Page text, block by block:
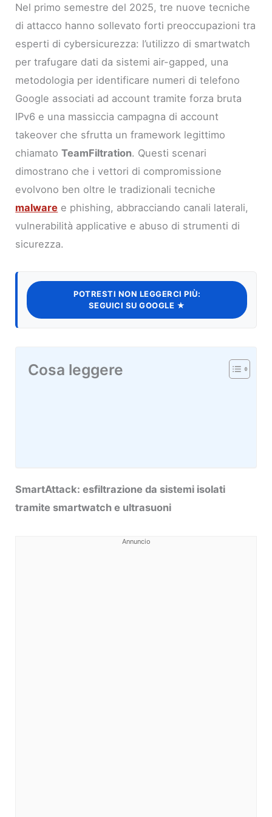
Nel primo semestre del 2025, tre nuove tecniche
di attacco hanno sollevato forti preoccupazioni tra
esperti di cybersicurezza: l’utilizzo di smartwatch
per trafugare dati da sistemi air-gapped, una
metodologia per identificare numeri di telefono
Google associati ad account tramite forza bruta
IPv6 e una massiccia campagna di account
takeover che sfrutta un framework legittimo
chiamatoTeamFiltration. Questi scenari
dimostrano che i vettori di compromissione
evolvono ben oltre le tradizionali tecniche
malware e phishing, abbracciando canali laterali,
vulnerabilità applicative e abuso di strumenti di
sicurezza.
POTRESTI NON LEGGERCI PIÙ:
SEGUICI SU GOOGLE ★
Cosa leggere
SmartAttack: esfiltrazione da sistemi isolati
tramite smartwatch e ultrasuoni
Annuncio